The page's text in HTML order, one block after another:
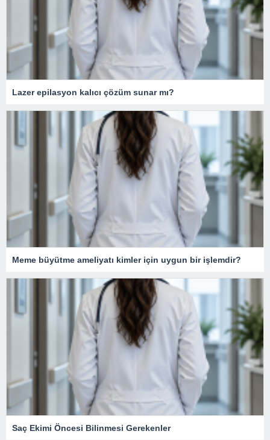
Lazer epilasyon kalıcı çözüm sunar mı?
Meme büyütme ameliyatı kimler için uygun bir işlemdir?
Saç Ekimi Öncesi Bilinmesi Gerekenler